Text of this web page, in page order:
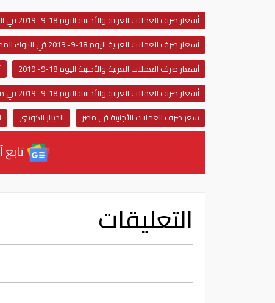
أسعار صرف العملات العربية والأجنبية اليوم 18-9- 2019 في البنوك المصرية
أسعار صرف العملات العربية اليوم 18-9- 2019 في البنوك المصرية
أسعار صرف العملات العربية والأجنبية اليوم 18-9- 2019
أسعار صرف العملات العربية والأجنبية اليوم 18-9- 2019 في مصر
سعر صرف العملات الأجنبية في مصر
الدينار الكويتي
التعليقات